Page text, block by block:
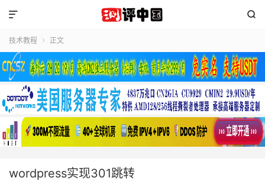


技术教程  正文
wordpress实现301跳转